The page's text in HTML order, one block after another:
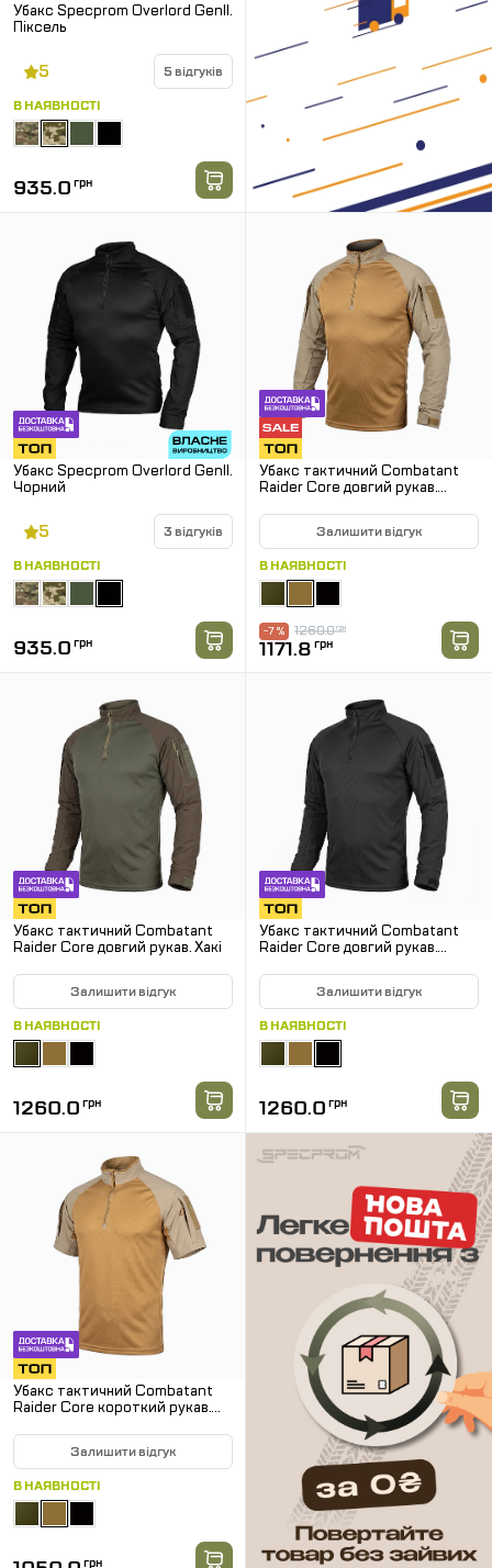
Убакс Specprom Overlord GenII.
Піксель
5 5 відгуків
В НАЯВНОСТІ
935.0 грн
Убакс Specprom Overlord GenII.
Чорний
5 3 відгуків
В НАЯВНОСТІ
935.0 грн
Убакс тактичний Combatant
Raider Core довгий рукав.
Залишити відгук
В НАЯВНОСТІ
1260.0грн
-7 %
1171.8 грн
Убакс тактичний Combatant
Raider Core довгий рукав. Хакі
Залишити відгук
В НАЯВНОСТІ
1260.0 грн
Убакс тактичний Combatant
Raider Core довгий рукав.
Залишити відгук
В НАЯВНОСТІ
1260.0 грн
Убакс тактичний Combatant
Raider Core короткий рукав.
Залишити відгук
В НАЯВНОСТІ
грн